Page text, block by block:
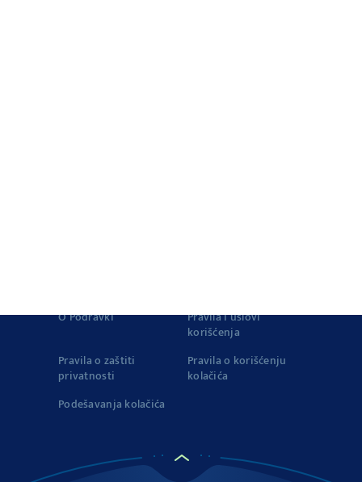
O Podravki
Pravila i uslovi
korišćenja
Pravila o zaštiti
privatnosti
Pravila o korišćenju
kolačića
Podešavanja kolačića